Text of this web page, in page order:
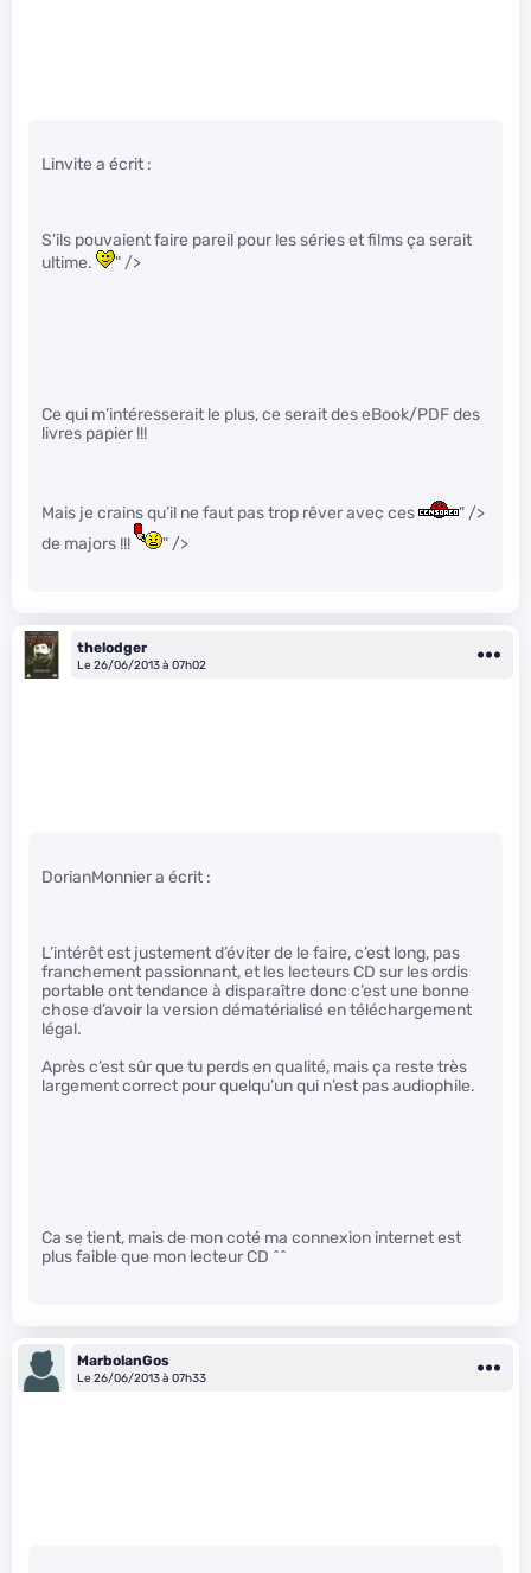
Linvite a écrit :
S’ils pouvaient faire pareil pour les séries et films ça serait
ultime.
" />
Ce qui m’intéresserait le plus, ce serait des eBook/PDF des
livres papier !!!
Mais je crains qu’il ne faut pas trop rêver avec ces
" />
de majors !!!
" />
thelodger
Le 26/06/2013 à 07h02
DorianMonnier a écrit :
L’intérêt est justement d’éviter de le faire, c’est long, pas
franchement passionnant, et les lecteurs CD sur les ordis
portable ont tendance à disparaître donc c’est une bonne
chose d’avoir la version dématérialisé en téléchargement
légal.
Après c’est sûr que tu perds en qualité, mais ça reste très
largement correct pour quelqu’un qui n’est pas audiophile.
Ca se tient, mais de mon coté ma connexion internet est
plus faible que mon lecteur CD ^^
MarbolanGos
Le 26/06/2013 à 07h33